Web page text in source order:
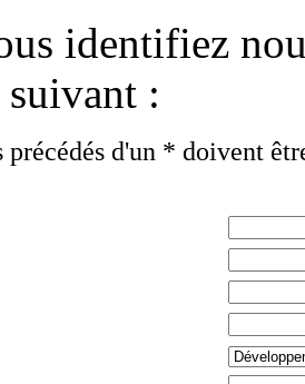
identifiez
:
précédés d'un * doivent